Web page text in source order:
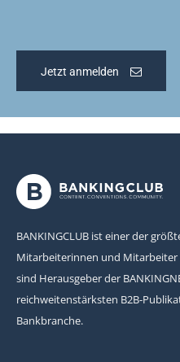
Jetzt anmelden
BANKINGCLUB ist einer der
Mitarbeiterinnen und Mitarbeiter
sind Herausgeber der
reichweitenstärksten B2B-
Bankbranche.